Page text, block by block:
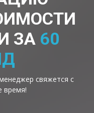
ЗА 60
свяжется с
время!